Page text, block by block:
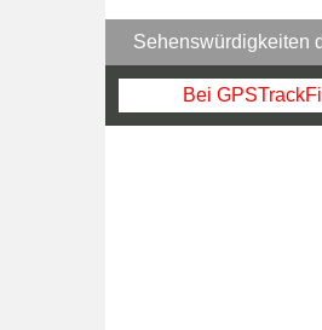
Sehenswürdigkeiten
Bei